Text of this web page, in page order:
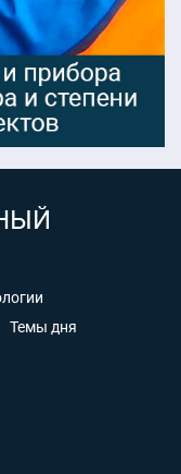
Темы дня